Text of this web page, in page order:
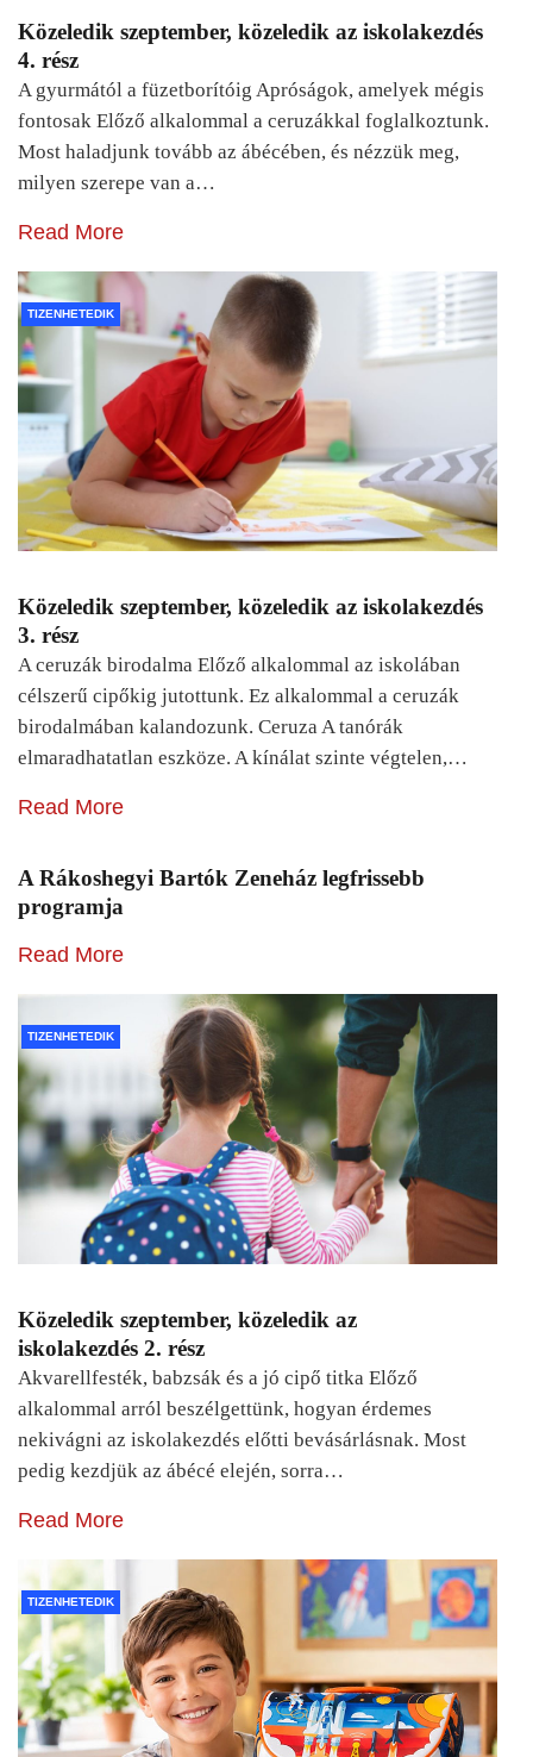
Közeledik szeptember, közeledik az iskolakezdés
4. rész
A gyurmától a füzetborítóig Apróságok, amelyek mégis
fontosak Előző alkalommal a ceruzákkal foglalkoztunk.
Most haladjunk tovább az ábécében, és nézzük meg,
milyen szerepe van a…
Read More
TIZENHETEDIK
Közeledik szeptember, közeledik az iskolakezdés
3. rész
A ceruzák birodalma Előző alkalommal az iskolában
célszerű cipőkig jutottunk. Ez alkalommal a ceruzák
birodalmában kalandozunk. Ceruza A tanórák
elmaradhatatlan eszköze. A kínálat szinte végtelen,…
Read More
A Rákoshegyi Bartók Zeneház legfrissebb
programja
Read More
TIZENHETEDIK
Közeledik szeptember, közeledik az
iskolakezdés 2. rész
Akvarellfesték, babzsák és a jó cipő titka Előző
alkalommal arról beszélgettünk, hogyan érdemes
nekivágni az iskolakezdés előtti bevásárlásnak. Most
pedig kezdjük az ábécé elején, sorra…
Read More
TIZENHETEDIK